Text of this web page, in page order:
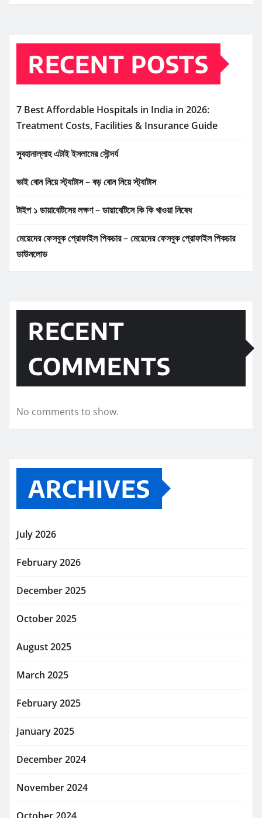
RECENT POSTS
7 Best Affordable Hospitals in India in 2026:
Treatment Costs, Facilities & Insurance Guide
সুবহানাল্লাহ এটাই ইসলামের সৌন্দর্য
ভাই বোন নিয়ে স্ট্যাটাস – বড় বোন নিয়ে স্ট্যাটাস
টাইপ ১ ডায়াবেটিসের লক্ষণ – ডায়াবেটিসে কি কি খাওয়া নিষেধ
মেয়েদের ফেসবুক প্রোফাইল পিকচার – মেয়েদের ফেসবুক প্রোফাইল পিকচার
ডাউনলোড
RECENT
COMMENTS
No comments to show.
ARCHIVES
July 2026
February 2026
December 2025
October 2025
August 2025
March 2025
February 2025
January 2025
December 2024
November 2024